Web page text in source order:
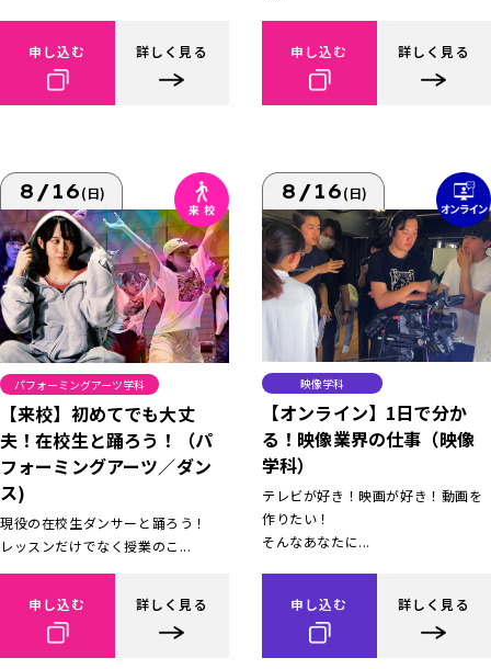
申し込む 詳しく見る 申し込む 詳しく見る
8/16(日)
パフォーミングアーツ学科
【来校】初めてでも大丈
夫！在校生と踊ろう！（パ
フォーミングアーツ／ダン
ス)
現役の在校生ダンサーと踊ろう！
レッスンだけでなく授業のこ...
申し込む 詳しく見る
8/16(日)
映像学科
【オンライン】1日で分か
る！映像業界の仕事（映像
学科）
テレビが好き！映画が好き！動画を
作りたい！
そんなあなたに...
申し込む 詳しく見る